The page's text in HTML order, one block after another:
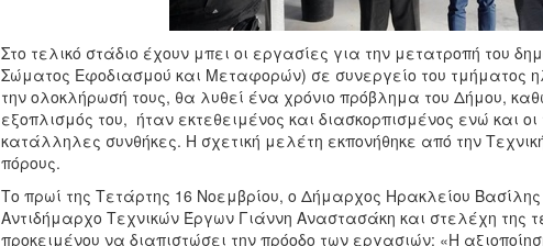
Στο τελικό στάδιο έχουν μπει οι εργασίες για την μετατροπή του
Σώματος Εφοδιασμού και Μεταφορών) σε συνεργείο του τμήματος
την ολοκλήρωσή τους, θα λυθεί ένα χρόνιο πρόβλημα του Δήμου,
εξοπλισμός του, ήταν εκτεθειμένος και διασκορπισμένος ενώ και
κατάλληλες συνθήκες. Η σχετική μελέτη εκπονήθηκε από την
πόρους.
Το πρωί της Τετάρτης 16 Νοεμβρίου, ο Δήμαρχος Ηρακλείου
Αντιδήμαρχο Τεχνικών Έργων Γιάννη Αναστασάκη και στελέχη της
προκειμένου να διαπιστώσει την πρόοδο των εργασιών: «Η